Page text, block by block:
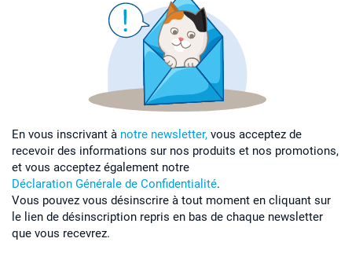
En vous inscrivant à notre newsletter, vous acceptez de
recevoir des informations sur nos produits et nos promotions,
et vous acceptez également notre
Déclaration Générale de Confidentialité.
Vous pouvez vous désinscrire à tout moment en cliquant sur
le lien de désinscription repris en bas de chaque newsletter
que vous recevrez.